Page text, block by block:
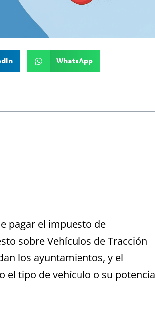
WhatsApp
pagar el impuesto de
sobre Vehículos de Tracción
los ayuntamientos, y el
el tipo de vehículo o su potencia